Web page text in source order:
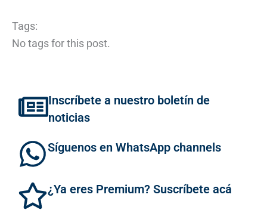
Tags:
No tags for this post.
Inscríbete a nuestro boletín de
noticias
Síguenos en WhatsApp channels
¿Ya eres Premium? Suscríbete acá